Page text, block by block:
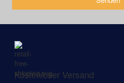
Kostenloser Versand